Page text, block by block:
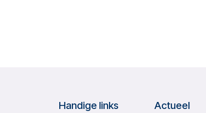
Handige links Actueel